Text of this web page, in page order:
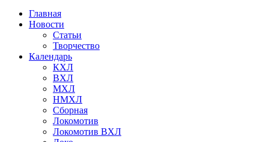
Главная
Новости
Статьи
Творчество
Календарь
КХЛ
ВХЛ
МХЛ
НМХЛ
Сборная
Локомотив
Локомотив ВХЛ